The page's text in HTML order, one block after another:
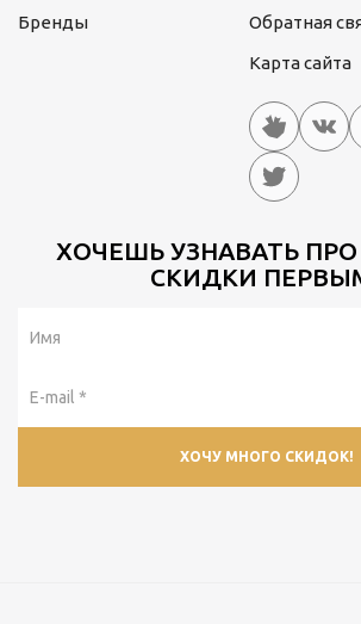
Бренды
Обратная
Карта сайта
ХОЧЕШЬ УЗНАВАТЬ
СКИДКИ